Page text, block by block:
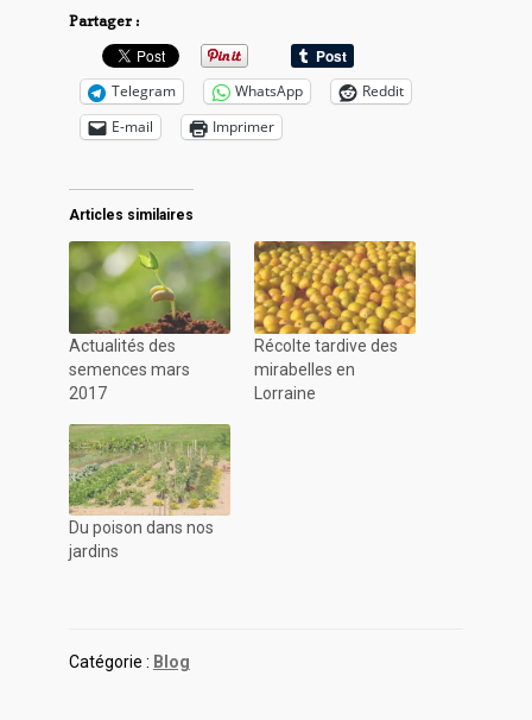
Partager :
Telegram WhatsApp
Reddit
E-mail
Imprimer
Articles similaires
Actualités des
semences mars
2017
Récolte tardive des
mirabelles en
Lorraine
Du poison dans nos
jardins
Catégorie : Blog